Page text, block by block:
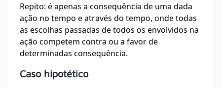
Repito: é apenas a consequência de uma dada
ação no tempo e através do tempo, onde todas
as escolhas passadas de todos os envolvidos na
ação competem contra ou a favor de
determinadas consequência.
Caso hipotético